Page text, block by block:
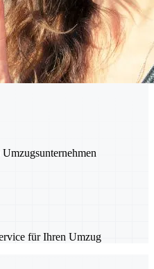
für Ihren Umzug